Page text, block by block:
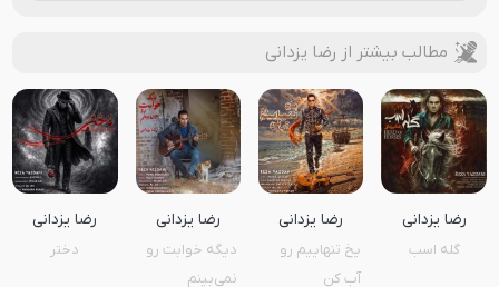
مطالب بیشتر از رضا یزدانی
رضا یزدانی
گله اسب
رضا یزدانی
یخ تنهاییم رو
آب کن
رضا یزدانی
دیگه خوابت رو
نمی‌بینم
رضا یزدانی
دختر